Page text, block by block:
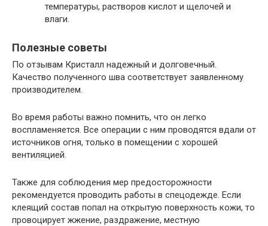
температуры, растворов кислот и щелочей и
влаги.
Полезные советы
По отзывам Кристалл надежный и долговечный.
Качество полученного шва соответствует заявленному
производителем.
Во время работы важно помнить, что он легко
воспламеняется. Все операции с ним проводятся вдали от
источников огня, только в помещении с хорошей
вентиляцией.
Также для соблюдения мер предосторожности
рекомендуется проводить работы в спецодежде. Если
клеящий состав попал на открытую поверхность кожи, то
провоцирует жжение, раздражение, местную